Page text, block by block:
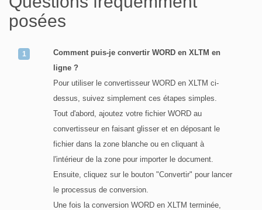
posées
Comment puis-je convertir WORD en XLTM en
ligne ?
Pour utiliser le convertisseur WORD en XLTM ci-
dessus, suivez simplement ces étapes simples.
Tout d'abord, ajoutez votre fichier WORD au
convertisseur en faisant glisser et en déposant le
fichier dans la zone blanche ou en cliquant à
l'intérieur de la zone pour importer le document.
Ensuite, cliquez sur le bouton "Convertir" pour lancer
le processus de conversion.
Une fois la conversion WORD en XLTM terminée,